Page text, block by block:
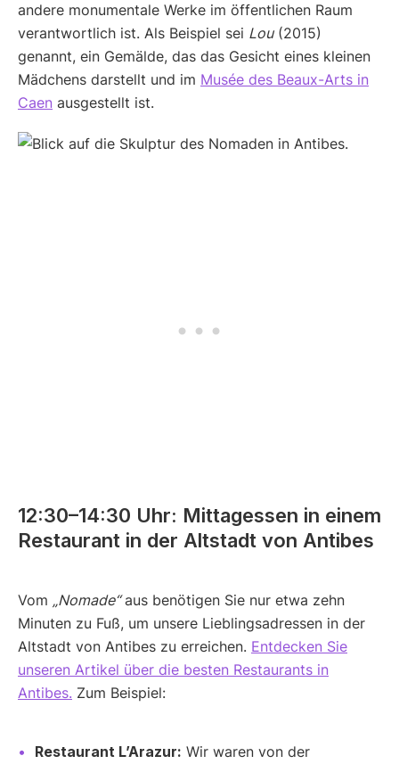
andere monumentale Werke im öffentlichen Raum
verantwortlich ist. Als Beispiel sei Lou(2015)
genannt, ein Gemälde, das das Gesicht eines kleinen
Mädchens darstellt und im Musée des Beaux-Arts in
Caen ausgestellt ist.
12:30–14:30 Uhr: Mittagessen in einem
Restaurant in der Altstadt von Antibes
Vom „Nomade“aus benötigen Sie nur etwa zehn
Minuten zu Fuß, um unsere Lieblingsadressen in der
Altstadt von Antibes zu erreichen. Entdecken Sie
unseren Artikel über die besten Restaurants in
Antibes. Zum Beispiel:
Restaurant L’Arazur: Wir waren von der